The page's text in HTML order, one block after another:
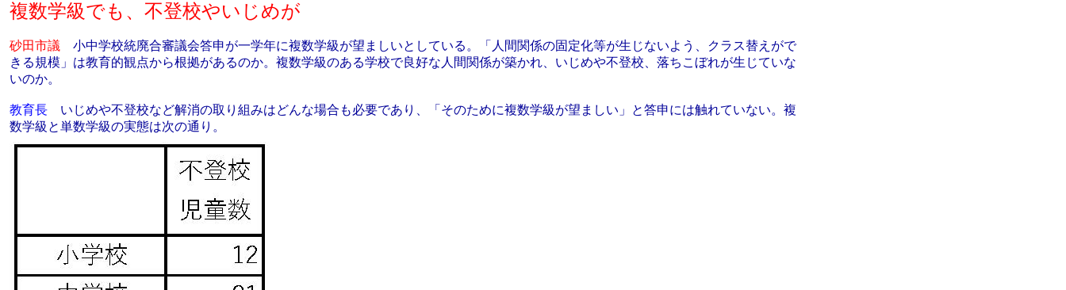
複数学級でも、不登校やいじめが
砂田市議 小中学校統廃合審議会答申が一学年に複数学級が望ましいとしている。「人間関係の固定化等が生じないよう、クラス替えがで
きる規模」は教育的観点から根拠があるのか。複数学級のある学校で良好な人間関係が築かれ、いじめや不登校、落ちこぼれが生じていな
いのか。
教育長 いじめや不登校など解消の取り組みはどんな場合も必要であり、「そのために複数学級が望ましい」と答申には触れていない。複
数学級と単数学級の実態は次の通り。